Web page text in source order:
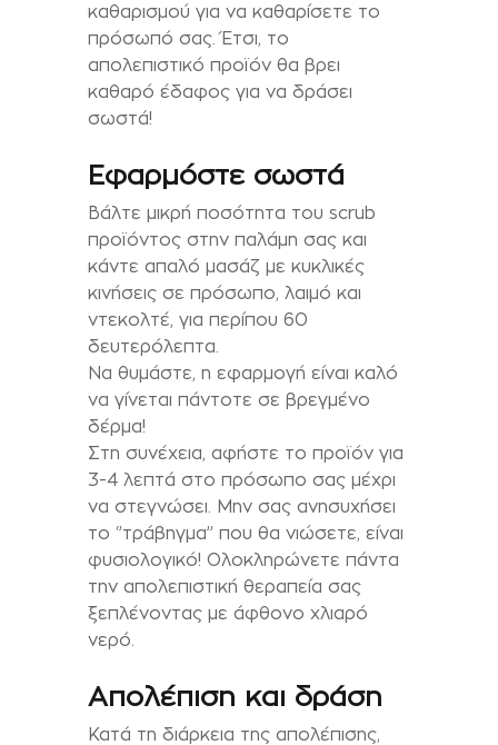
καθαρισμού για να καθαρίσετε το
πρόσωπό σας. Έτσι, το
απολεπιστικό προϊόν θα βρει
καθαρό έδαφος για να δράσει
σωστά!
Εφαρμόστε σωστά
Βάλτε μικρή ποσότητα του scrub
προϊόντος στην παλάμη σας και
κάντε απαλό μασάζ με κυκλικές
κινήσεις σε πρόσωπο, λαιμό και
ντεκολτέ, για περίπου 60
δευτερόλεπτα.
Να θυμάστε, η εφαρμογή είναι καλό
να γίνεται πάντοτε σε βρεγμένο
δέρμα!
Στη συνέχεια, αφήστε το προϊόν για
3-4 λεπτά στο πρόσωπο σας μέχρι
να στεγνώσει. Μην σας ανησυχήσει
το ‘’τράβηγμα’’ που θα νιώσετε, είναι
φυσιολογικό! Ολοκληρώνετε πάντα
την απολεπιστική θεραπεία σας
ξεπλένοντας με άφθονο χλιαρό
νερό.
Απολέπιση και δράση
Κατά τη διάρκεια της απολέπισης,